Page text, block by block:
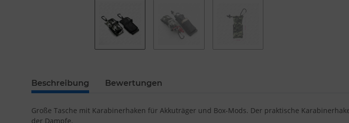
Beschreibung Bewertungen
Große Tasche mit Karabinerhaken für Akkuträger und Box-Mods. Der praktische
der Dampfe.